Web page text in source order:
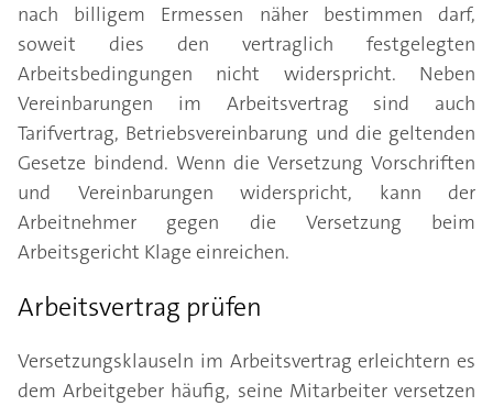
nach billigem Ermessen näher bestimmen darf,
soweit dies den vertraglich festgelegten
Arbeitsbedingungen nicht widerspricht. Neben
Vereinbarungen im Arbeitsvertrag sind auch
Tarifvertrag, Betriebsvereinbarung und die geltenden
Gesetze bindend. Wenn die Versetzung Vorschriften
und Vereinbarungen widerspricht, kann der
Arbeitnehmer gegen die Versetzung beim
Arbeitsgericht Klage einreichen.
Arbeitsvertrag prüfen
Versetzungsklauseln im Arbeitsvertrag erleichtern es
dem Arbeitgeber häufig, seine Mitarbeiter versetzen